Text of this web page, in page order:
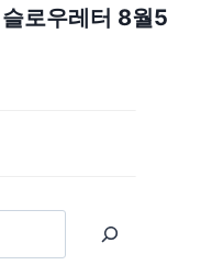
로우레터 8월5